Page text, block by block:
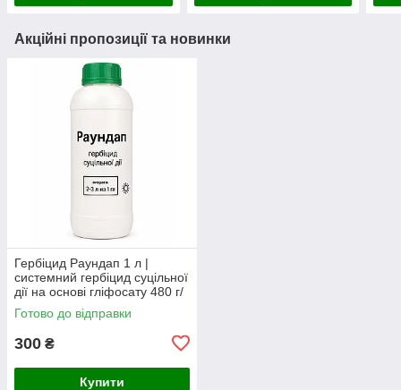
Акційні пропозиції та новинки
Гербіцид Раундап 1 л |
системний гербіцид суцільної
дії на основі гліфосату 480 г/
л
Готово до відправки
300 ₴
Купити